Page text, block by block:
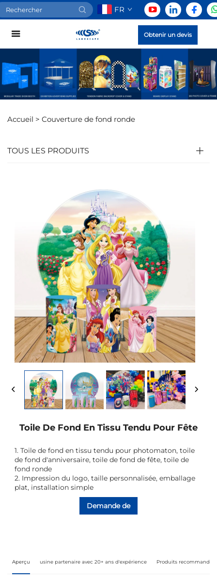
FR
Obtenir un devis
Accueil > Couverture de fond ronde
TOUS LES PRODUITS
Toile De Fond En Tissu Tendu Pour Fête
1. Toile de fond en tissu tendu pour photomaton, toile
de fond d'anniversaire, toile de fond de fête, toile de
fond ronde
2. Impression du logo, taille personnalisée, emballage
plat, installation simple
Demande de
Aperçu usine partenaire avec 20+ ans d'expérience Produits recommandés